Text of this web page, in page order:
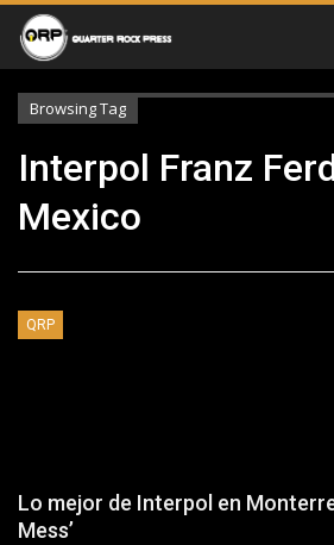
Browsing Tag
Interpol Franz
Mexico
QRP
Lo mejor de Interpol en
Mess’